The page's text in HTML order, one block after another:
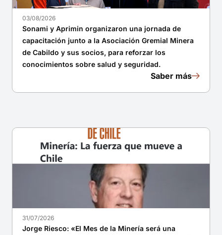
03/08/2026
Sonami y Aprimin organizaron una jornada de
capacitación junto a la Asociación Gremial Minera
de Cabildo y sus socios, para reforzar los
conocimientos sobre salud y seguridad.
Saber más
31/07/2026
Jorge Riesco: «El Mes de la Minería será una